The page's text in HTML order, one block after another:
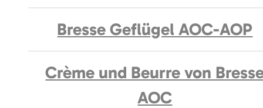
Bresse Geflügel AOC-AOP
Crème und Beurre von
AOC